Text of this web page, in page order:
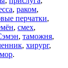
, раком,
перчатки,
, смех,
, таможня,
, хирург,
.